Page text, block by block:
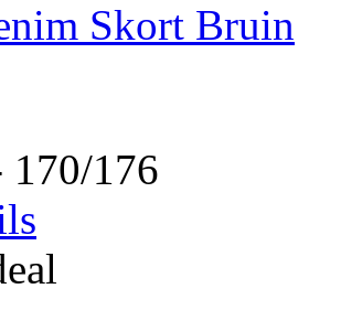
Skort Bruin
170/176